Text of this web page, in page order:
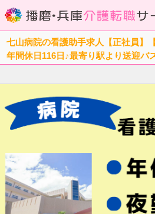
七山病院の看護助手求人【正社員】
年間休日116日♪最寄り駅より送迎バ